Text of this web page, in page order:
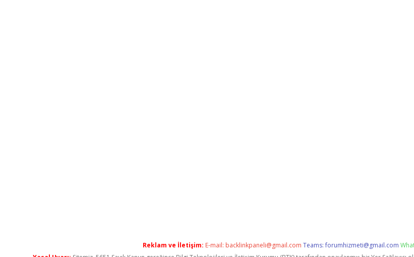
Reklam ve İletişim: E-mail: backlinkpaneli@gmail.com Teams:forumhizmeti@gmail.com